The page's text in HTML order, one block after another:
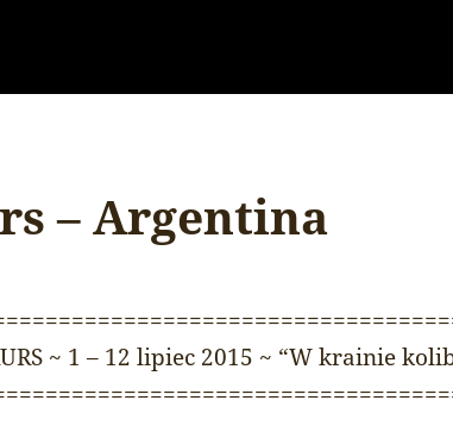
– Argentina
~ 1 – 12 lipiec 2015 ~ “W krainie